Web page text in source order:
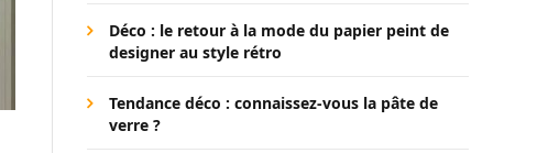
Déco : le retour à la mode du papier peint de
designer au style rétro
Tendance déco : connaissez-vous la pâte de
verre ?